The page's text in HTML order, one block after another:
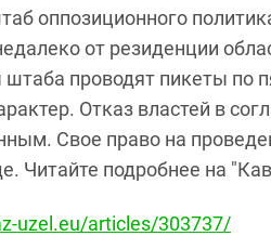
оппозиционного
от резиденции
проводят пикеты по
Отказ властей в
Свое право на
Читайте подробнее на
uzel.eu/articles/303737/